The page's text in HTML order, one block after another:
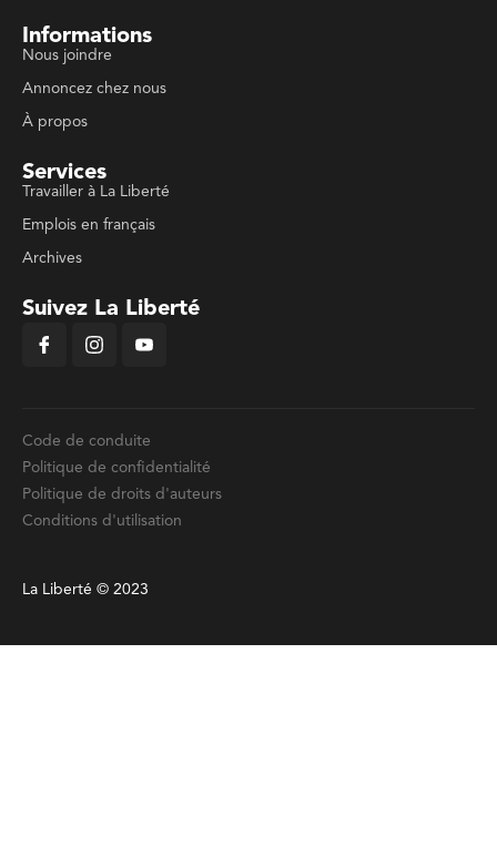
Informations
Nous joindre
Annoncez chez nous
À propos
Services
Travailler à La Liberté
Emplois en français
Archives
Suivez La Liberté
Code de conduite
Politique de confidentialité
Politique de droits d'auteurs
Conditions d'utilisation
La Liberté © 2023